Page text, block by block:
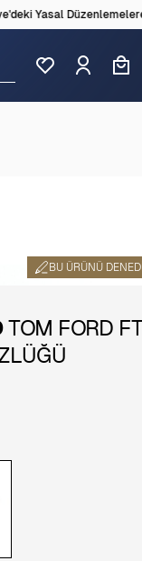
Yasal Düzenlemelere
BU ÜRÜNÜ
TOM FORD